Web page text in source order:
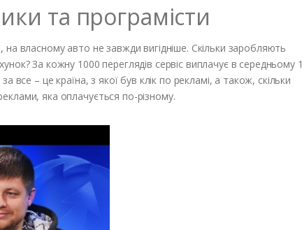
та програмісти
на власному авто не завжди вигідніше. Скільки заробляють
За кожну 1000 переглядів сервіс виплачує в середньому 1
все – це країна, з якої був клік по рекламі, а також, скільки
яка оплачується по-різному.